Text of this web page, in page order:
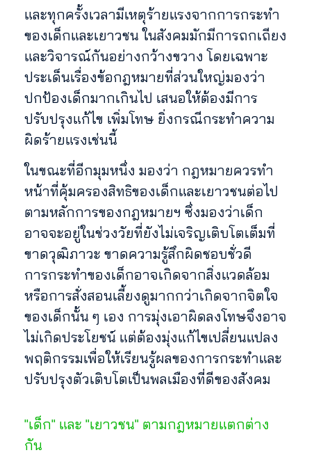
และทุกครั้งเวลามีเหตุร้ายแรงจากการกระทำ
ของเด็กและเยาวชน ในสังคมมักมีการถกเถียง
และวิจารณ์กันอย่างกว้างขวาง โดยเฉพาะ
ประเด็นเรื่องข้อกฎหมายที่ส่วนใหญ่มองว่า
ปกป้องเด็กมากเกินไป เสนอให้ต้องมีการ
ปรับปรุงแก้ไข เพิ่มโทษ ยิ่งกรณีกระทำความ
ผิดร้ายแรงเช่นนี้
ในขณะที่อีกมุมหนึ่ง มองว่า กฎหมายควรทำ
หน้าที่คุ้มครองสิทธิของเด็กและเยาวชนต่อไป
ตามหลักการของกฎหมายฯ ซึ่งมองว่าเด็ก
อาจจะอยู่ในช่วงวัยที่ยังไม่เจริญเติบโตเต็มที่
ขาดวุฒิภาวะ ขาดความรู้สึกผิดชอบชั่วดี
การกระทำของเด็กอาจเกิดจากสิ่งแวดล้อม
หรือการสั่งสอนเลี้ยงดูมากกว่าเกิดจากจิตใจ
ของเด็กนั้น ๆ เอง การมุ่งเอาผิดลงโทษจึงอาจ
ไม่เกิดประโยชน์ แต่ต้องมุ่งแก้ไขเปลี่ยนแปลง
พฤติกรรมเพื่อให้เรียนรู้ผลของการกระทำและ
ปรับปรุงตัวเติบโตเป็นพลเมืองที่ดีของสังคม
"เด็ก" และ "เยาวชน" ตามกฎหมายแตกต่าง
กัน